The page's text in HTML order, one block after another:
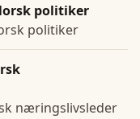
politiker
politiker
næringslivsleder